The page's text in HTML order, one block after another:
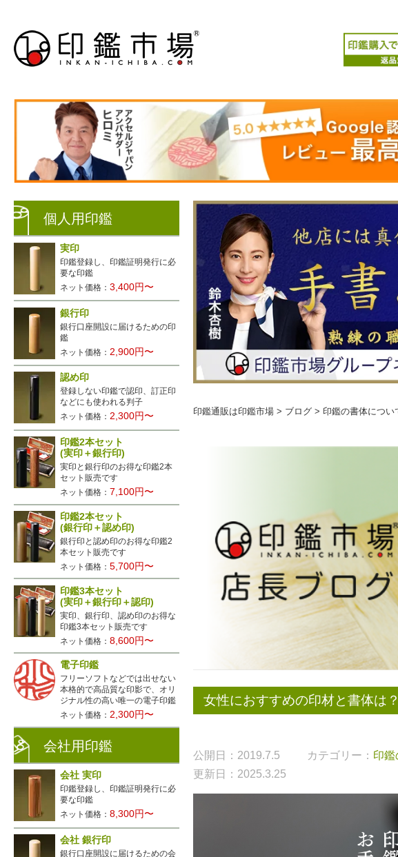
印鑑通販は印鑑市場 > ブログ > 印鑑の書体につい
女性におすすめの印材と書体は
公開日：2019.7.5 カテゴリー： 印鑑
更新日：2025.3.25
個人用印鑑
実印
印鑑登録し、印鑑証明発行に必
要な印鑑
ネット価格：3,400円〜
銀行印
銀行口座開設に届けるための印
鑑
ネット価格： 2,900円〜
認め印
登録しない印鑑で認印、訂正印
などにも使われる判子
ネット価格：2,300円〜
印鑑2本セット
(実印＋銀行印)
実印と銀行印のお得な印鑑2本
セット販売です
ネット価格： 7,100円〜
印鑑2本セット
(銀行印＋認め印)
銀行印と認め印のお得な印鑑2
本セット販売です
ネット価格：5,700円〜
印鑑3本セット
(実印＋銀行印＋認印)
実印、銀行印、認め印のお得な
印鑑3本セット販売です
ネット価格：8,600円〜
電子印鑑
フリーソフトなどでは出せない
本格的で高品質な印影で、オリ
ジナル性の高い唯一の電子印鑑
ネット価格：2,300円〜
会社用印鑑
会社 実印
印鑑登録し、印鑑証明発行に必
要な印鑑
ネット価格：8,300円〜
会社 銀行印
銀行口座開設に届けるための会